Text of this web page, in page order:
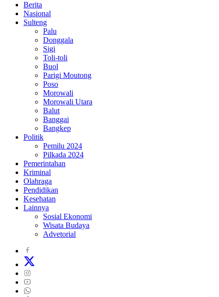
Berita
Nasional
Sulteng
Palu
Donggala
Sigi
Toli-toli
Buol
Parigi Moutong
Poso
Morowali
Morowali Utara
Balut
Banggai
Bangkep
Politik
Pemilu 2024
Pilkada 2024
Pemerintahan
Kriminal
Olahraga
Pendidikan
Kesehatan
Lainnya
Sosial Ekonomi
Wisata Budaya
Advetorial